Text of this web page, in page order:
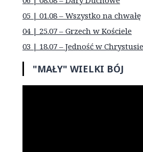
05 | 01.08 – Wszystko na chwałę
04 | 25.07 – Grzech w Kościele
03 | 18.07 – Jedność w Chrystusie
"MAŁY" WIELKI BÓJ